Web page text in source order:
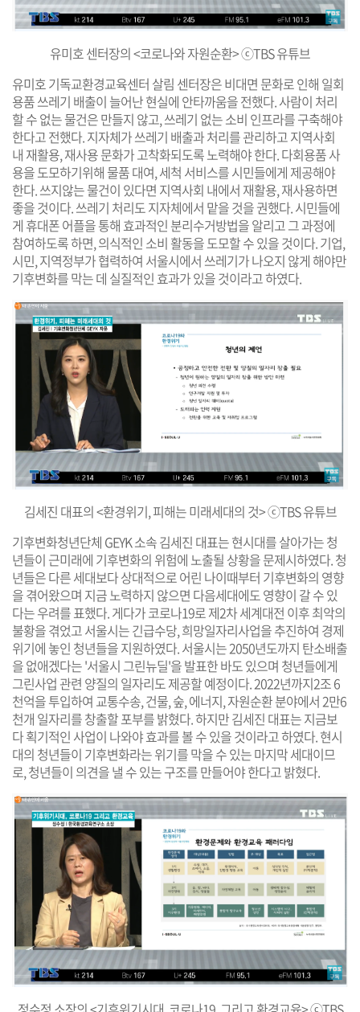
유미호 센터장의 <코로나와 자원순환> ⓒTBS 유튜브
유미호 기독교환경교육센터 살림 센터장은 비대면 문화로 인해 일회
용품 쓰레기 배출이 늘어난 현실에 안타까움을 전했다. 사람이 처리
할 수 없는 물건은 만들지 않고, 쓰레기 없는 소비 인프라를 구축해야
한다고 전했다. 지자체가 쓰레기 배출과 처리를 관리하고 지역사회
내 재활용, 재사용 문화가 고착화되도록 노력해야 한다. 다회용품 사
용을 도모하기위해 물품 대여, 세척 서비스를 시민들에게 제공해야
한다. 쓰지않는 물건이 있다면 지역사회 내에서 재활용, 재사용하면
좋을 것이다. 쓰레기 처리도 지자체에서 맡을 것을 권했다. 시민들에
게 휴대폰 어플을 통해 효과적인 분리수거방법을 알리고 그 과정에
참여하도록 하면, 의식적인 소비 활동을 도모할 수 있을 것이다. 기업,
시민, 지역정부가 협력하여 서울시에서 쓰레기가 나오지 않게 해야만
기후변화를 막는 데 실질적인 효과가 있을 것이라고 하였다.
김세진 대표의 <환경위기, 피해는 미래세대의 것> ⓒTBS 유튜브
기후변화청년단체 GEYK 소속 김세진 대표는 현시대를 살아가는 청
년들이 근미래에 기후변화의 위험에 노출될 상황을 문제시하였다. 청
년들은 다른 세대보다 상대적으로 어린 나이때부터 기후변화의 영향
을 겪어왔으며 지금 노력하지 않으면 다음세대에도 영향이 갈 수 있
다는 우려를 표했다. 게다가 코로나19로 제2차 세계대전 이후 최악의
불황을 겪었고 서울시는 긴급수당, 희망일자리사업을 추진하여 경제
위기에 놓인 청년들을 지원하였다. 서울시는 2050년도까지 탄소배출
을 없애겠다는 '서울시 그린뉴딜'을 발표한 바도 있으며 청년들에게
그린사업 관련 양질의 일자리도 제공할 예정이다. 2022년까지2조 6
천억을 투입하여 교통수송, 건물, 숲, 에너지, 자원순환 분야에서 2만6
천개 일자리를 창출할 포부를 밝혔다. 하지만 김세진 대표는 지금보
다 획기적인 사업이 나와야 효과를 볼 수 있을 것이라고 하였다. 현시
대의 청년들이 기후변화라는 위기를 막을 수 있는 마지막 세대이므
로, 청년들이 의견을 낼 수 있는 구조를 만들어야 한다고 밝혔다.